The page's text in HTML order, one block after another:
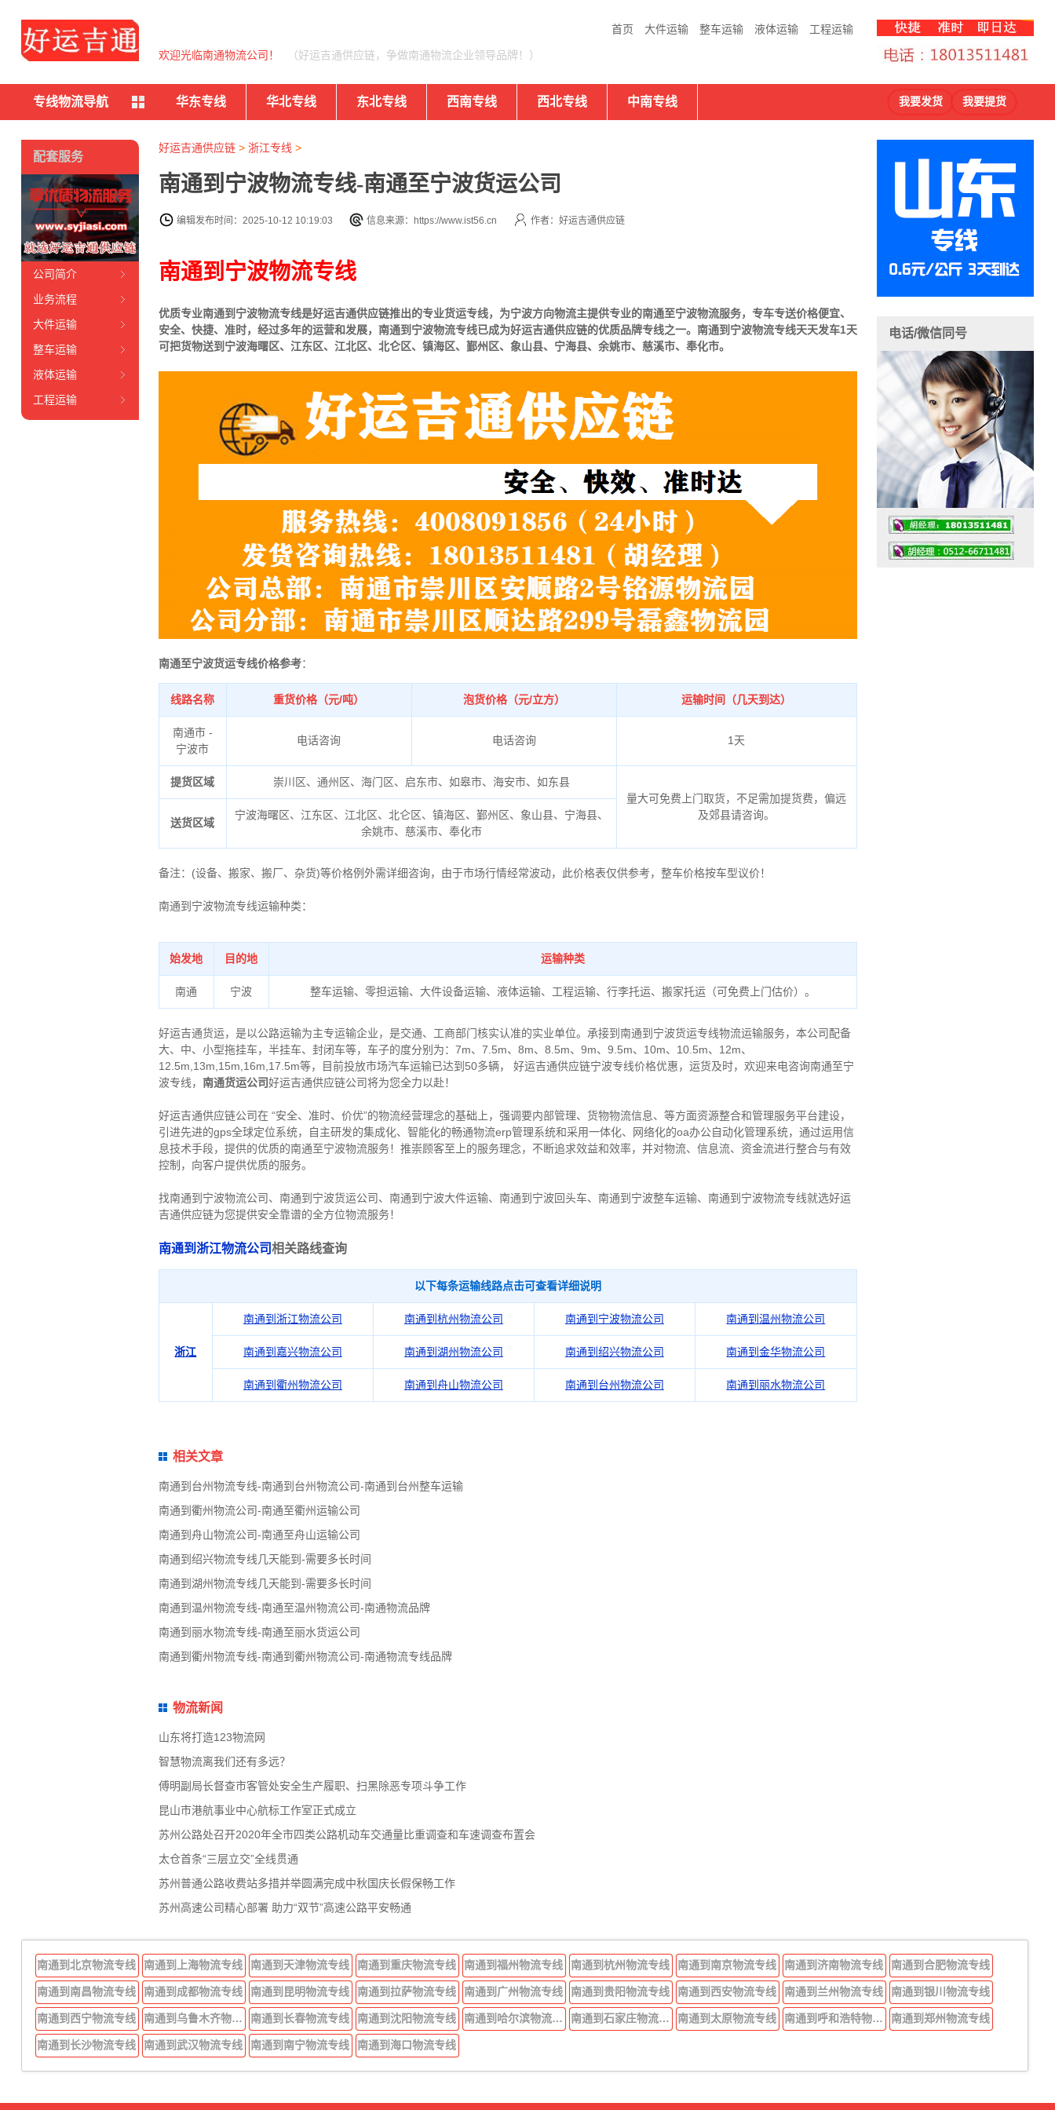
首页 大件运输 整车运输 液体运输 工程运输
欢迎光临南通物流公司！ （好运吉通供应链，争做南通物流企业领导品牌！）
专线物流导航 华东专线 华北专线 东北专线 西南专线 西北专线 中南专线 我要发货 我要提货
好运吉通供应链> 浙江专线 >
南通到宁波物流专线-南通至宁波货运公司
编辑发布时间：2025-10-12 10:19:03 信息来源：https://www.ist56.cn 作者：好运吉通供应链
南通到宁波物流专线
优质专业南通到宁波物流专线是好运吉通供应链推出的专业货运专线，为宁波方向物流主提供专业的南通至宁波物流服务，专车专送价格便宜、
安全、快捷、准时，经过多年的运营和发展，南通到宁波物流专线已成为好运吉通供应链的优质品牌专线之一。南通到宁波物流专线天天发车1天
可把货物送到宁波海曙区、江东区、江北区、北仑区、镇海区、鄞州区、象山县、宁海县、余姚市、慈溪市、奉化市。
南通至宁波货运专线价格参考：
线路名称 重货价格（元/吨） 泡货价格（元/立方） 运输时间（几天到达）
南通市 -
宁波市
电话咨询 电话咨询 1天
提货区域
崇川区、通州区、海门区、启东市、如皋市、海安市、如东县
量大可免费上门取货，不足需加提货费，偏远
及郊县请咨询。
送货区域
宁波海曙区、江东区、江北区、北仑区、镇海区、鄞州区、象山县、宁海县、
余姚市、慈溪市、奉化市
备注： (设备、搬家、搬厂、杂货)等价格例外需详细咨询，由于市场行情经常波动，此价格表仅供参考，整车价格按车型议价！
南通到宁波物流专线运输种类：
始发地 目的地 运输种类
南通 宁波 整车运输、零担运输、大件设备运输、液体运输、工程运输、行李托运、搬家托运（可免费上门估价）。
好运吉通货运，是以公路运输为主专运输企业，是交通、工商部门核实认准的实业单位。承接到南通到宁波货运专线物流运输服务，本公司配备
大、中、小型拖挂车，半挂车、封闭车等，车子的度分别为：7m、7.5m、8m、8.5m、9m、9.5m、10m、10.5m、12m、
12.5m,13m,15m,16m,17.5m等，目前投放市场汽车运输已达到50多辆， 好运吉通供应链宁波专线价格优惠，运货及时，欢迎来电咨询南通至宁
波专线， 南通货运公司好运吉通供应链公司将为您全力以赴！
好运吉通供应链公司在 “安全、准时、价优”的物流经营理念的基础上，强调要内部管理、货物物流信息、等方面资源整合和管理服务平台建设，
引进先进的gps全球定位系统，自主研发的集成化、智能化的畅通物流erp管理系统和采用一体化、网络化的oa办公自动化管理系统，通过运用信
息技术手段，提供的优质的南通至宁波物流服务！推崇顾客至上的服务理念，不断追求效益和效率，并对物流、信息流、资金流进行整合与有效
控制，向客户提供优质的服务。
找南通到宁波物流公司、南通到宁波货运公司、南通到宁波大件运输、南通到宁波回头车、南通到宁波整车运输、南通到宁波物流专线就选好运
吉通供应链为您提供安全靠谱的全方位物流服务！
南通到浙江物流公司 相关路线查询
以下每条运输线路点击可查看详细说明
浙江
南通到浙江物流公司 南通到杭州物流公司 南通到宁波物流公司 南通到温州物流公司
南通到嘉兴物流公司 南通到湖州物流公司 南通到绍兴物流公司 南通到金华物流公司
南通到衢州物流公司 南通到舟山物流公司 南通到台州物流公司 南通到丽水物流公司
相关文章
南通到台州物流专线-南通到台州物流公司-南通到台州整车运输
南通到衢州物流公司-南通至衢州运输公司
南通到舟山物流公司-南通至舟山运输公司
南通到绍兴物流专线几天能到-需要多长时间
南通到湖州物流专线几天能到-需要多长时间
南通到温州物流专线-南通至温州物流公司-南通物流品牌
南通到丽水物流专线-南通至丽水货运公司
南通到衢州物流专线-南通到衢州物流公司-南通物流专线品牌
物流新闻
山东将打造123物流网
智慧物流离我们还有多远？
傅明副局长督查市客管处安全生产履职、扫黑除恶专项斗争工作
昆山市港航事业中心航标工作室正式成立
苏州公路处召开2020年全市四类公路机动车交通量比重调查和车速调查布置会
太仓首条“三层立交”全线贯通
苏州普通公路收费站多措并举圆满完成中秋国庆长假保畅工作
苏州高速公司精心部署 助力“双节”高速公路平安畅通
配套服务
公司简介
业务流程
大件运输
整车运输
液体运输
工程运输
电话/微信同号
南通到北京物流专线 南通到上海物流专线 南通到天津物流专线 南通到重庆物流专线 南通到福州物流专线 南通到杭州物流专线 南通到南京物流专线 南通到济南物流专线 南通到合肥物流专线
南通到南昌物流专线 南通到成都物流专线 南通到昆明物流专线 南通到拉萨物流专线 南通到广州物流专线 南通到贵阳物流专线 南通到西安物流专线 南通到兰州物流专线 南通到银川物流专线
南通到西宁物流专线 南通到乌鲁木齐物流专线 南通到长春物流专线 南通到沈阳物流专线 南通到哈尔滨物流专线 南通到石家庄物流专线 南通到太原物流专线 南通到呼和浩特物流专线 南通到郑州物流专线
南通到长沙物流专线 南通到武汉物流专线 南通到南宁物流专线 南通到海口物流专线